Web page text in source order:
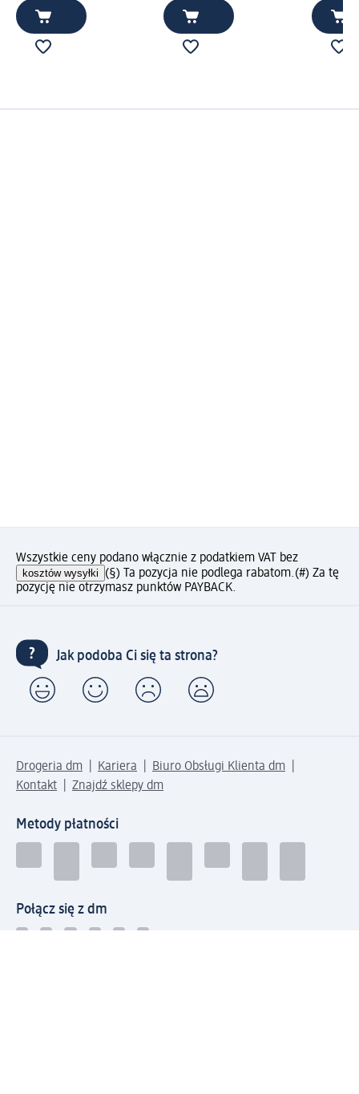
Wszystkie ceny podano włącznie z podatkiem VAT bez
kosztów wysyłki (§) Ta pozycja nie podlega rabatom.(#) Za tę
pozycję nie otrzymasz punktów PAYBACK.
Jak podoba Ci się ta strona?
Drogeria dm Kariera
Biuro Obsługi Klienta dm
Kontakt
Znajdź sklepy dm
Metody płatności
Połącz się z dm